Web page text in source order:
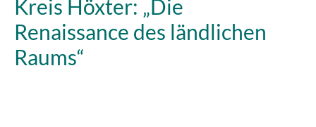
Kreis Höxter: „Die
Renaissance des ländlichen
Raums“